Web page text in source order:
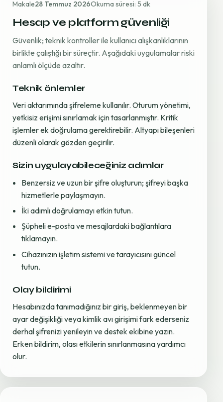
Makale28 Temmuz 2026Okuma süresi: 5 dk
Hesap ve platform güvenliği
Güvenlik; teknik kontroller ile kullanıcı alışkanlıklarının
birlikte çalıştığı bir süreçtir. Aşağıdaki uygulamalar riski
anlamlı ölçüde azaltır.
Teknik önlemler
Veri aktarımında şifreleme kullanılır. Oturum yönetimi,
yetkisiz erişimi sınırlamak için tasarlanmıştır. Kritik
işlemler ek doğrulama gerektirebilir. Altyapı bileşenleri
düzenli olarak gözden geçirilir.
Sizin uygulayabileceğiniz adımlar
Benzersiz ve uzun bir şifre oluşturun; şifreyi başka
hizmetlerle paylaşmayın.
İki adımlı doğrulamayı etkin tutun.
Şüpheli e-posta ve mesajlardaki bağlantılara
tıklamayın.
Cihazınızın işletim sistemi ve tarayıcısını güncel
tutun.
Olay bildirimi
Hesabınızda tanımadığınız bir giriş, beklenmeyen bir
ayar değişikliği veya kimlik avı girişimi fark ederseniz
derhal şifrenizi yenileyin ve destek ekibine yazın.
Erken bildirim, olası etkilerin sınırlanmasına yardımcı
olur.